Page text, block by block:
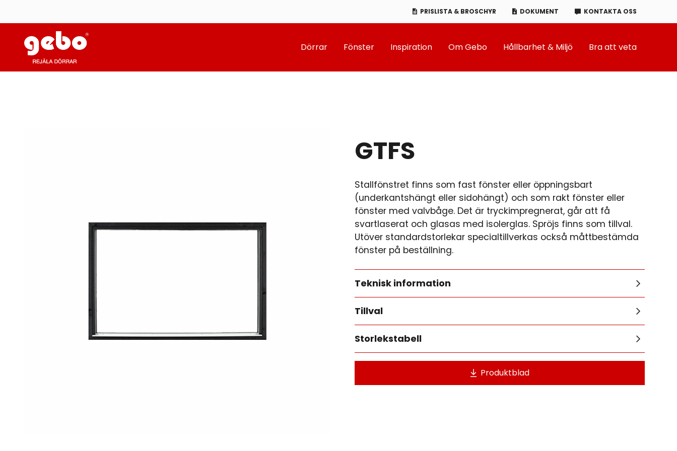
PRISLISTA & BROSCHYR DOKUMENT KONTAKTA OSS
Dörrar Fönster Inspiration Om Gebo Hållbarhet & Miljö Bra att veta
GTFS
Stallfönstret finns som fast fönster eller öppningsbart
(underkantshängt eller sidohängt) och som rakt fönster eller
fönster med valvbåge. Det är tryckimpregnerat, går att få
svartlaserat och glasas med isolerglas. Spröjs finns som tillval.
Utöver standardstorlekar specialtillverkas också måttbestämda
fönster på beställning.
Teknisk information
Tillval
Storlekstabell
Produktblad